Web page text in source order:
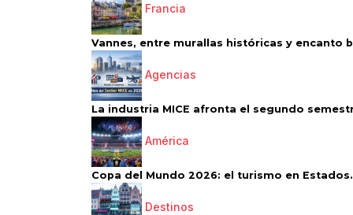
Francia
Vannes, entre murallas históricas y encanto
Agencias
La industria MICE afronta el segundo
América
Copa del Mundo 2026: el turismo en
Destinos